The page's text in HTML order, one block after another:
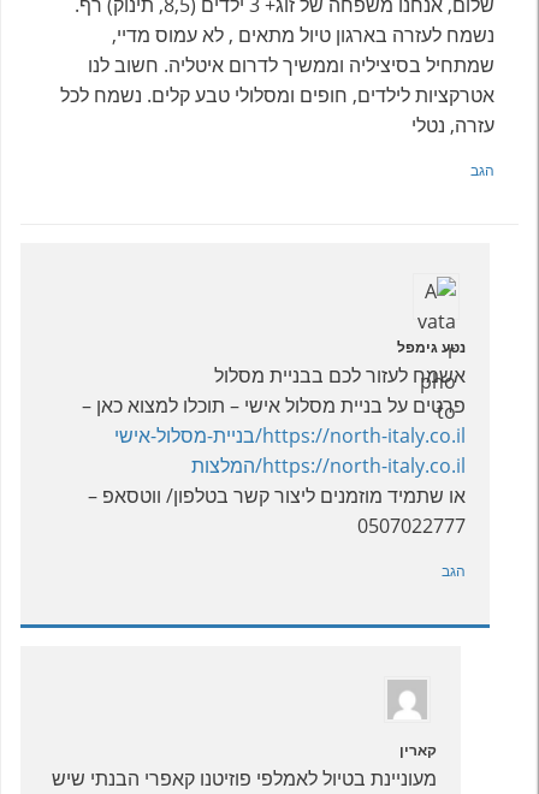
נשמח לעזרה בארגון טיול מתאים , לא עמוס מדיי,
שמתחיל בסיציליה וממשיך לדרום איטליה. חשוב לנו
אטרקציות לילדים, חופים ומסלולי טבע קלים. נשמח לכל
עזרה, נטלי
הגב
נטע גימפל
אשמח לעזור לכם בבניית מסלול
פרטים על בניית מסלול אישי – תוכלו למצוא כאן –
https://north-italy.co.il/בניית-מסלול-אישי
https://north-italy.co.il/המלצות
או שתמיד מוזמנים ליצור קשר בטלפון/ ווטסאפ –
0507022777
הגב
קארין
מעוניינת בטיול לאמלפי פוזיטנו קאפרי הבנתי שיש